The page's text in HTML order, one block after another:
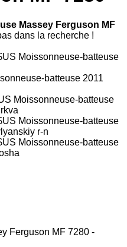
Massey Ferguson MF
dans la recherche !
Moissonneuse-batteuse
batteuse 2011
Moissonneuse-batteuse
Moissonneuse-batteuse
r-n
Moissonneuse-batteuse